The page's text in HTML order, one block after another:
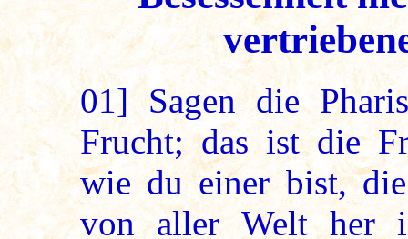
01] Sagen die
Frucht; das ist die
wie du einer bist,
von aller Welt her